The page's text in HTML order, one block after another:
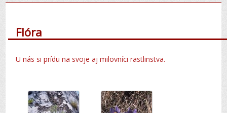
Flóra
U nás si prídu na svoje aj milovníci rastlinstva.